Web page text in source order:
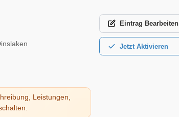
Leistungen,
Eintrag Bearbeiten
Jetzt Aktivieren